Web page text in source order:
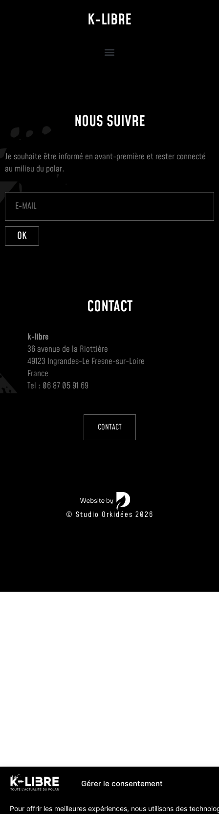
Gérer le consentement
Pour offrir les meilleures expériences, nous utilisons des
K-LIBRE
NOUS SUIVRE
Je souhaite être informé en avant-première et rester connecté
au milieu du polar.
OK
CONTACT
k-libre
36 avenue de la Riottière
49123 Ingrandes-Le Fresne-sur-Loire
France
Tel : 06 87 05 91 69
CONTACT
© Studio Orkidées 2026